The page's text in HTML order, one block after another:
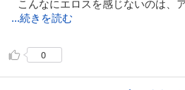
...続きを読む
0